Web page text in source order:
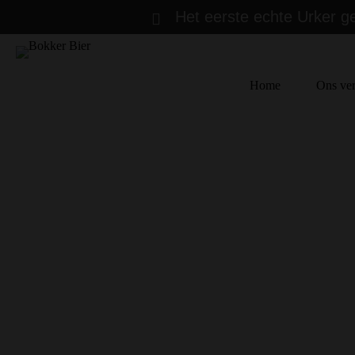
inhoud
Home Ons